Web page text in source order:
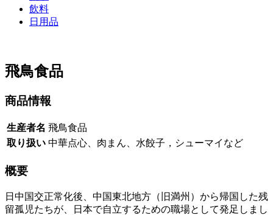
飲料
日用品
飛鳥食品
商品情報
生産者名 飛鳥食品
取り扱い 中華点心、肉まん、水餃子，シューマイなど
概要
日中国交正常化後、中国東北地方（旧満州）から帰国した残
留孤児たちが、日本で自立するための職場として発足しまし